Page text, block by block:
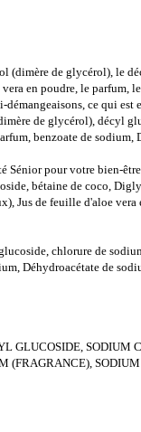
(dimère de glycérol), le
en poudre, le parfum,
ce qui est
de glycérol), décyl
benzoate de sodium,
Sénior pour votre bien-être.
bétaine de coco,
Jus de feuille d'aloe vera
chlorure de
Déhydroacétate de
GLUCOSIDE, SODIUM